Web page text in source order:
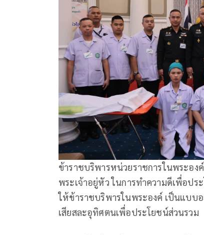
ข้าราชบริพารหน่วยราชการในพระอ
พระเจ้าอยู่หัว ในการทำความดีเพื่อป
ให้ข้าราชบริพารในพระองค์ เป็นแบบ
เสียสละอุทิศตนเพื่อประโยชน์ส่วนรวม